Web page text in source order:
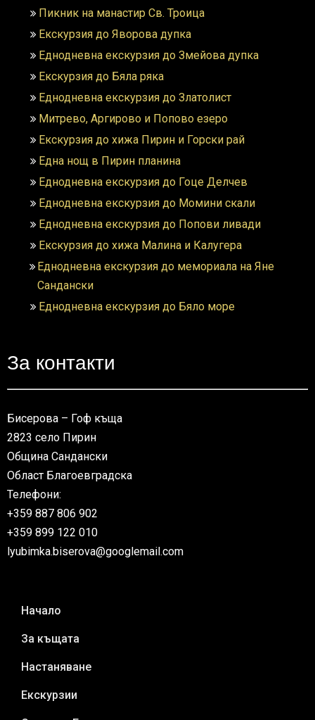
Пикник на манастир Св. Троица
Екскурзия до Яворова дупка
Еднодневна екскурзия до Змейова дупка
Екскурзия до Бяла ряка
Еднодневна екскурзия до Златолист
Митрево, Аргирово и Попово езеро
Екскурзия до хижа Пирин и Горски рай
Една нощ в Пирин планина
Еднодневна екскурзия до Гоце Делчев
Еднодневна екскурзия до Момини скали
Еднодневна екскурзия до Попови ливади
Екскурзия до хижа Малина и Калугера
Еднодневна екскурзия до мемориала на Яне
Сандански
Еднодневна екскурзия до Бяло море
За контакти
Бисерова – Гоф къща
2823 село Пирин
Община Сандански
Област Благоевградска
Телефони:
+359 887 806 902
+359 899 122 010
lyubimka.biserova@googlemail.com
Начало
За къщата
Настаняване
Екскурзии